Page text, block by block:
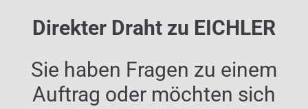
Direkter Draht zu EICHLER
Sie haben Fragen zu einem
Auftrag oder möchten sich